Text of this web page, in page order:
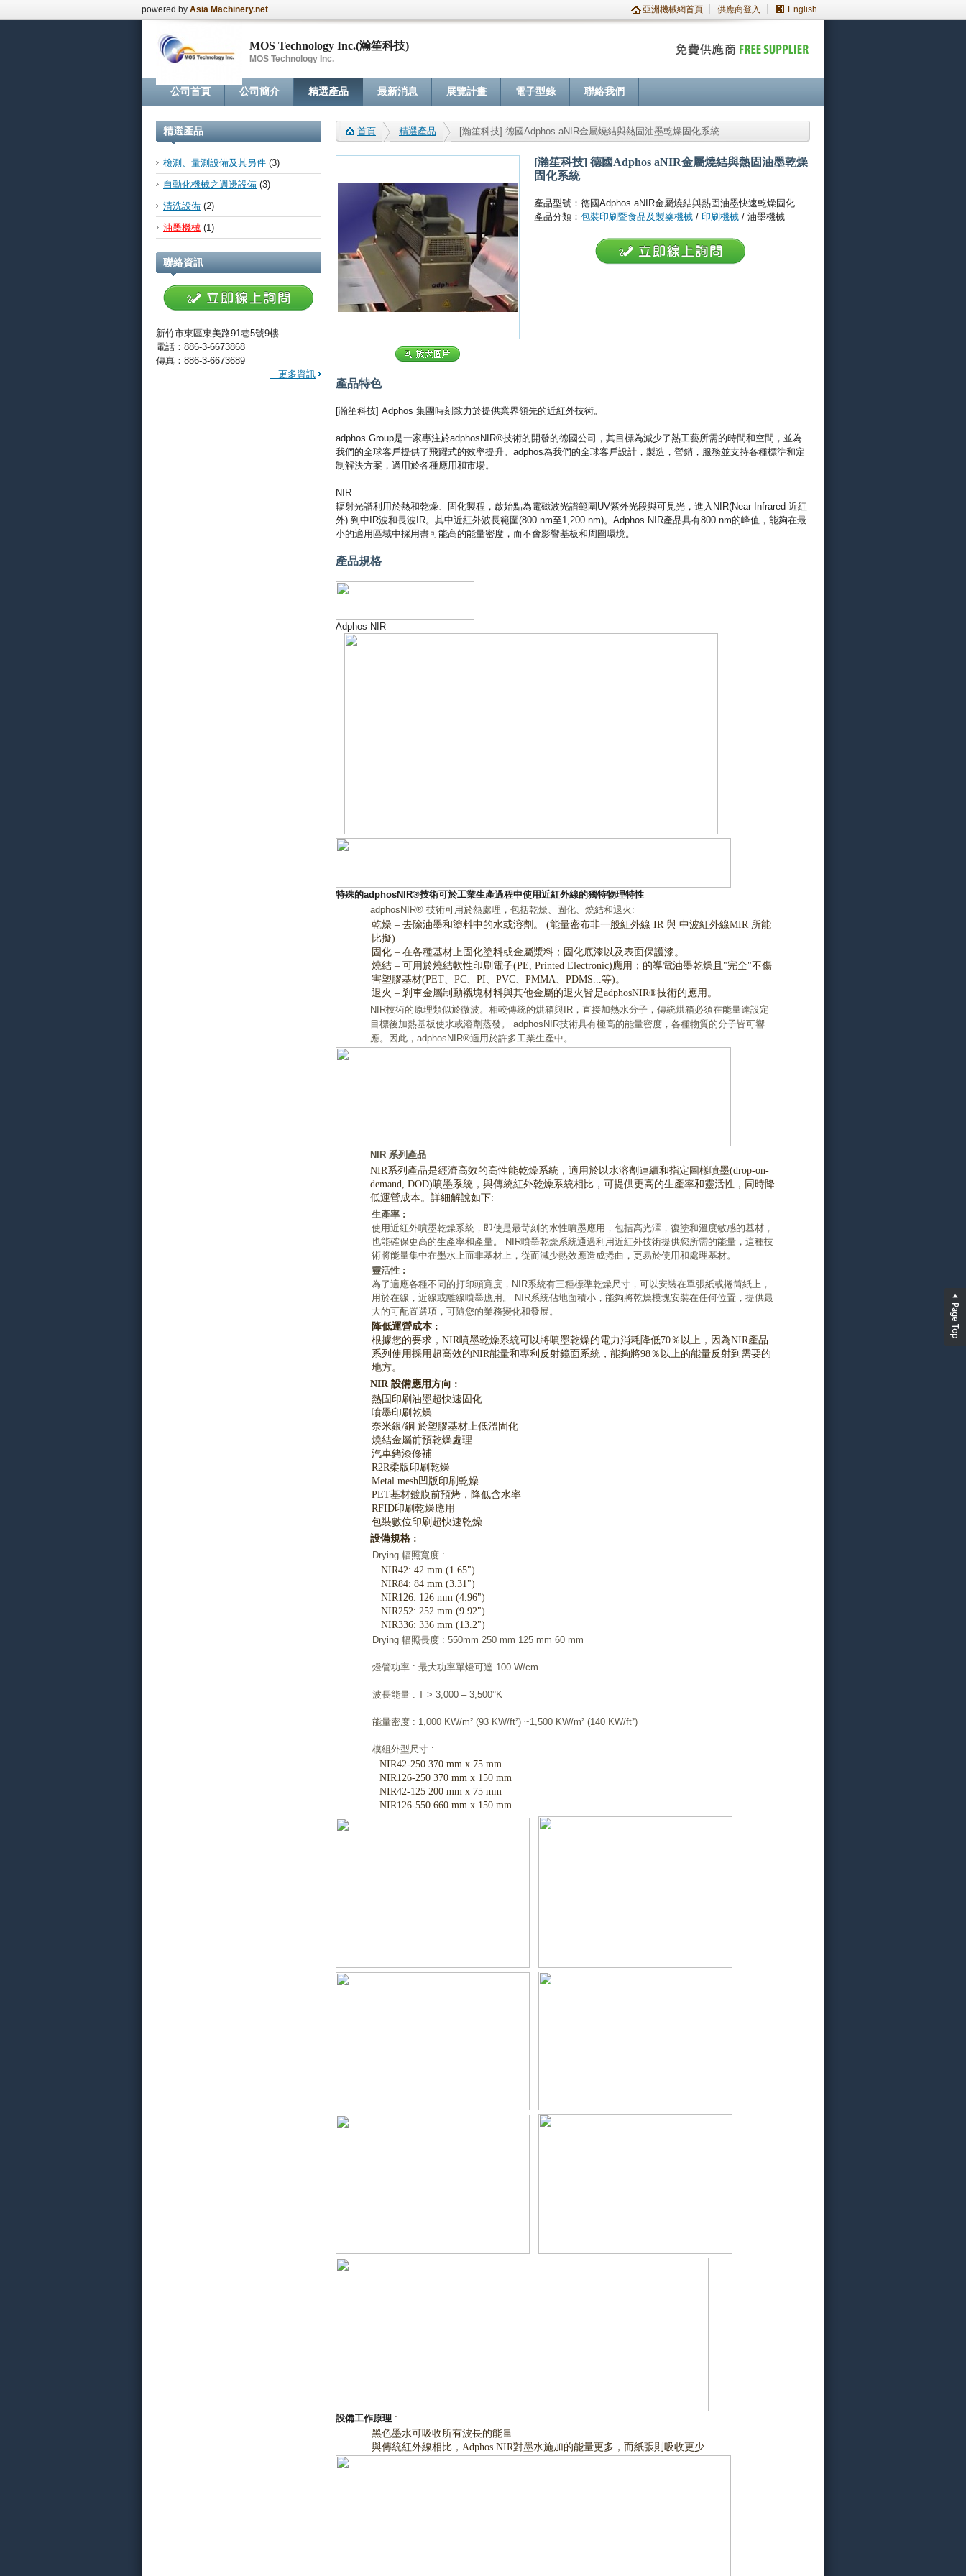
powered by Asia Machinery.net 亞洲機械網首頁 供應商登入 English
MOS Technology Inc.(瀚笙科技)
MOS Technology Inc.
公司首頁 公司簡介 精選產品 最新消息 展覽計畫 電子型錄 聯絡我們
精選產品
檢測、量測設備及其另件 (3)
自動化機械之週邊設備 (3)
清洗設備 (2)
油墨機械 (1)
聯絡資訊
新竹市東區東美路91巷5號9樓
電話：886-3-6673868
傳真：886-3-6673689
...更多資訊
首頁 精選產品 [瀚笙科技] 德國Adphos aNIR金屬燒結與熱固油墨乾燥固化系統
[瀚笙科技] 德國Adphos aNIR金屬燒結與熱固油墨乾燥
固化系統
產品型號：德國Adphos aNIR金屬燒結與熱固油墨快速乾燥固化
產品分類： 包裝印刷暨食品及製藥機械 / 印刷機械 / 油墨機械
產品特色
[瀚笙科技] Adphos 集團時刻致力於提供業界領先的近紅外技術。
adphos Group是一家專注於adphosNIR®技術的開發的德國公司，其目標為減少了熱工藝所需的時間和空間，並為
我們的全球客戶提供了飛躍式的效率提升。adphos為我們的全球客戶設計，製造，營銷，服務並支持各種標準和定
制解決方案，適用於各種應用和市場。
NIR
輻射光譜利用於熱和乾燥、固化製程，啟始點為電磁波光譜範圍UV紫外光段與可見光，進入NIR(Near Infrared 近紅
外) 到中IR波和長波IR。其中近紅外波長範圍(800 nm至1,200 nm)。Adphos NIR產品具有800 nm的峰值，能夠在最
小的適用區域中採用盡可能高的能量密度，而不會影響基板和周圍環境。
產品規格
Adphos NIR
特殊的adphosNIR®技術可於工業生產過程中使用近紅外線的獨特物理特性
adphosNIR® 技術可用於熱處理，包括乾燥、固化、燒結和退火:
乾燥 – 去除油墨和塗料中的水或溶劑。 (能量密布非一般紅外線 IR 與 中波紅外線MIR 所能
比擬)
固化 – 在各種基材上固化塗料或金屬漿料；固化底漆以及表面保護漆。
燒結 – 可用於燒結軟性印刷電子(PE, Printed Electronic)應用；的導電油墨乾燥且"完全"不傷
害塑膠基材(PET、PC、PI、PVC、PMMA、PDMS...等)。
退火 – 剎車金屬制動襯塊材料與其他金屬的退火皆是adphosNIR®技術的應用。
NIR技術的原理類似於微波。相較傳統的烘箱與IR，直接加熱水分子，傳統烘箱必須在能量達設定
目標後加熱基板使水或溶劑蒸發。 adphosNIR技術具有極高的能量密度，各種物質的分子皆可響
應。因此，adphosNIR®適用於許多工業生產中。
NIR 系列產品
NIR系列產品是經濟高效的高性能乾燥系統，適用於以水溶劑連續和指定圖樣噴墨(drop-on-
demand, DOD)噴墨系統，與傳統紅外乾燥系統相比，可提供更高的生產率和靈活性，同時降
低運營成本。詳細解說如下:
生產率 :
使用近紅外噴墨乾燥系統，即使是最苛刻的水性噴墨應用，包括高光澤，復塗和溫度敏感的基材，
也能確保更高的生產率和產量。 NIR噴墨乾燥系統通過利用近紅外技術提供您所需的能量，這種技
術將能量集中在墨水上而非基材上，從而減少熱效應造成捲曲，更易於使用和處理基材。
靈活性 :
為了適應各種不同的打印頭寬度，NIR系統有三種標準乾燥尺寸，可以安裝在單張紙或捲筒紙上，
用於在線，近線或離線噴墨應用。 NIR系統佔地面積小，能夠將乾燥模塊安裝在任何位置，提供最
大的可配置選項，可隨您的業務變化和發展。
降低運營成本 :
根據您的要求，NIR噴墨乾燥系統可以將噴墨乾燥的電力消耗降低70％以上，因為NIR產品
系列使用採用超高效的NIR能量和專利反射鏡面系統，能夠將98％以上的能量反射到需要的
地方。
NIR 設備應用方向 :
熱固印刷油墨超快速固化
噴墨印刷乾燥
奈米銀/銅 於塑膠基材上低溫固化
燒結金屬前預乾燥處理
汽車銬漆修補
R2R柔版印刷乾燥
Metal mesh凹版印刷乾燥
PET基材鍍膜前預烤，降低含水率
RFID印刷乾燥應用
包裝數位印刷超快速乾燥
設備規格 :
Drying 幅照寬度 :
NIR42: 42 mm (1.65")
NIR84: 84 mm (3.31")
NIR126: 126 mm (4.96")
NIR252: 252 mm (9.92")
NIR336: 336 mm (13.2")
Drying 幅照長度 : 550mm 250 mm 125 mm 60 mm
燈管功率 : 最大功率單燈可達 100 W/cm
波長能量 : T > 3,000 – 3,500°K
能量密度 : 1,000 KW/m² (93 KW/ft²) ~1,500 KW/m² (140 KW/ft²)
模組外型尺寸 :
NIR42-250 370 mm x 75 mm
NIR126-250 370 mm x 150 mm
NIR42-125 200 mm x 75 mm
NIR126-550 660 mm x 150 mm
設備工作原理 :
黑色墨水可吸收所有波長的能量
與傳統紅外線相比，Adphos NIR對墨水施加的能量更多，而紙張則吸收更少